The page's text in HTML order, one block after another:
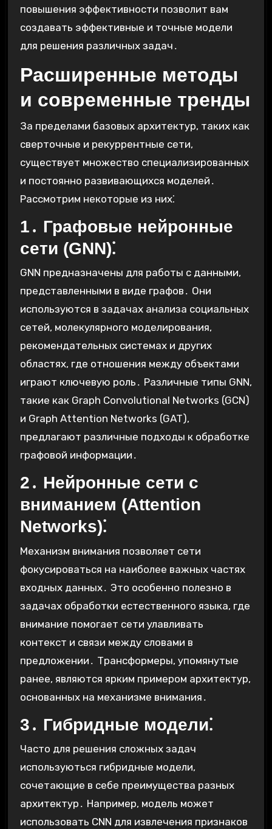
повышения эффективности позволит вам
создавать эффективные и точные модели
для решения различных задач․
Расширенные методы
и современные тренды
За пределами базовых архитектур, таких как
сверточные и рекуррентные сети,
существует множество специализированных
и постоянно развивающихся моделей․
Рассмотрим некоторые из них⁚
1․ Графовые нейронные
сети (GNN)⁚
GNN предназначены для работы с данными,
представленными в виде графов․ Они
используются в задачах анализа социальных
сетей, молекулярного моделирования,
рекомендательных системах и других
областях, где отношения между объектами
играют ключевую роль․ Различные типы GNN,
такие как Graph Convolutional Networks (GCN)
и Graph Attention Networks (GAT),
предлагают различные подходы к обработке
графовой информации․
2․ Нейронные сети с
вниманием (Attention
Networks)⁚
Механизм внимания позволяет сети
фокусироваться на наиболее важных частях
входных данных․ Это особенно полезно в
задачах обработки естественного языка, где
внимание помогает сети улавливать
контекст и связи между словами в
предложении․ Трансформеры, упомянутые
ранее, являются ярким примером архитектур,
основанных на механизме внимания․
3․ Гибридные модели⁚
Часто для решения сложных задач
используються гибридные модели,
сочетающие в себе преимущества разных
архитектур․ Например, модель может
использовать CNN для извлечения признаков